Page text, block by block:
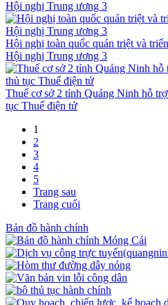
Hội nghị Trung ương 3
Hội nghị toàn quốc quán triệt và
Hội nghị Trung ương 3
Thuế cơ sở 2 tỉnh Quảng Ninh hỗ
tục Thuế điện tử
1
2
3
4
5
Trang sau
Trang cuối
Bản đồ hành chính